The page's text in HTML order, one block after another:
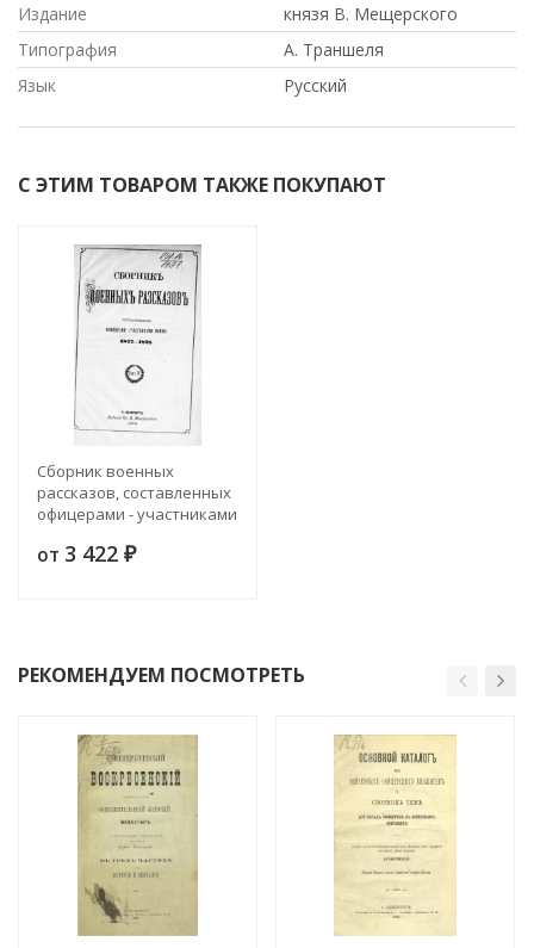
Издание
князя В. Мещерского
Типография
А. Траншеля
Язык
Русский
С ЭТИМ ТОВАРОМ ТАКЖЕ ПОКУПАЮТ
Сборник военных
рассказов, составленных
офицерами - участниками
от 3 422 ₽
РЕКОМЕНДУЕМ ПОСМОТРЕТЬ